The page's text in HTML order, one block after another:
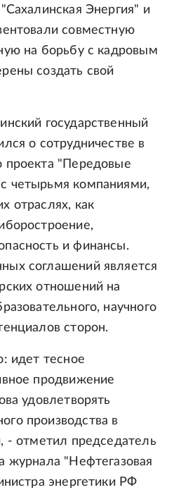
Энергия" и
совместную
на борьбу с кадровым
создать свой
государственный
о сотрудничестве в
проекта "Передовые
четырьмя компаниями,
отраслях, как
и финансы.
соглашений является
отношений на
научного
сторон.
идет тесное
продвижение
удовлетворять
производства в
- отметил председатель
журнала "Нефтегазовая
энергетики РФ